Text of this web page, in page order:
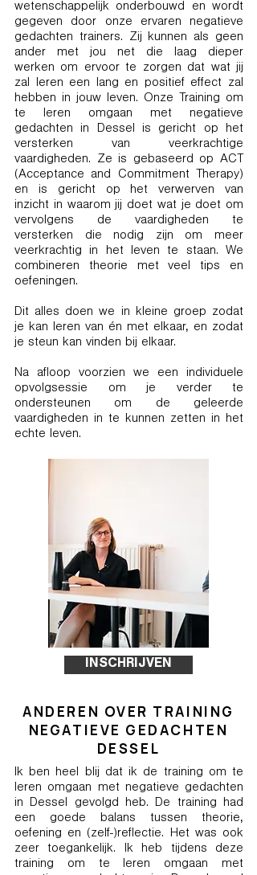
wetenschappelijk onderbouwd en wordt
gegeven door onze ervaren negatieve
gedachten trainers. Zij kunnen als geen
ander met jou net die laag dieper
werken om ervoor te zorgen dat wat jij
zal leren een lang en positief effect zal
hebben in jouw leven. Onze Training om
te leren omgaan met negatieve
gedachten in Dessel is gericht op het
versterken van veerkrachtige
vaardigheden. Ze is gebaseerd op ACT
(Acceptance and Commitment Therapy)
en is gericht op het verwerven van
inzicht in waarom jij doet wat je doet om
vervolgens de vaardigheden te
versterken die nodig zijn om meer
veerkrachtig in het leven te staan. We
combineren theorie met veel tips en
oefeningen.
Dit alles doen we in kleine groep zodat
je kan leren van én met elkaar, en zodat
je steun kan vinden bij elkaar.
Na afloop voorzien we een individuele
opvolgsessie om je verder te
ondersteunen om de geleerde
vaardigheden in te kunnen zetten in het
echte leven.
INSCHRIJVEN
ANDEREN OVER TRAINING
NEGATIEVE GEDACHTEN
DESSEL
Ik ben heel blij dat ik de training om te
leren omgaan met negatieve gedachten
in Dessel gevolgd heb. De training had
een goede balans tussen theorie,
oefening en (zelf-)reflectie. Het was ook
zeer toegankelijk. Ik heb tijdens deze
training om te leren omgaan met